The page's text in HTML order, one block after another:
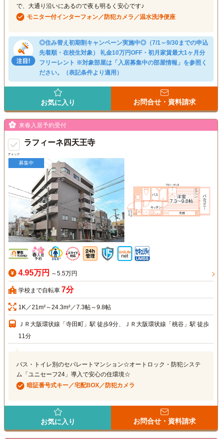
で、大通り沿いにあるので夜も明るく安心です♪
モニター付インターフォン／防犯カメラ／温水洗浄便座
◎住み替え初期割キャンペーン実施中◎（7/1～9/30までの申込
先着順・在校生対象） 礼金10万円OFF・初月家賃最大1ヶ月分
フリーレント ※対象部屋は「入居募集中の部屋情報」を参照く
ださい。（表記条件より適用）
お気に入り お問合せ・資料請求
チェック
来春入居予約受付
ラフィーネ四天王寺
募集中
4.95万円 ～5.5万円
学校まで自転車 7分
1K／21m²～24.3m²／7.3帖～9.8帖
ＪＲ大阪環状線「寺田町」駅 徒歩9分、ＪＲ大阪環状線「桃谷」駅 徒歩
11分
バス・トイレ別のセパレートマンション☆オートロック・防犯システ
ム「ユニセーフ24」導入で安心の住環境☆
暗証番号式キー／宅配BOX／防犯カメラ
お気に入り お問合せ・資料請求